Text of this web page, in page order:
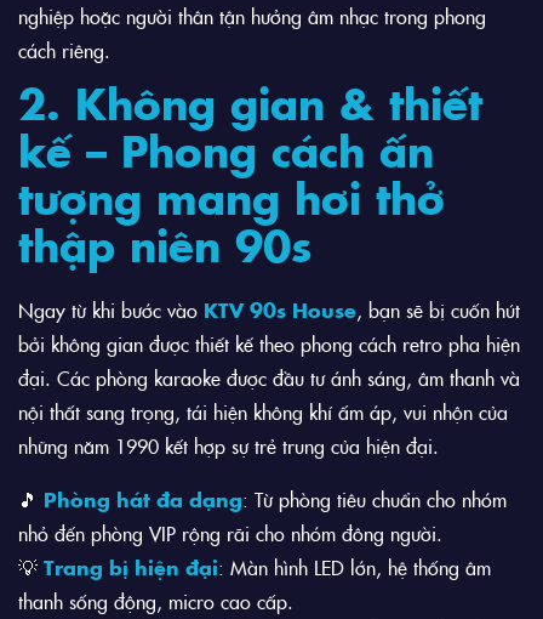
nghiệp hoặc người thân tận hưởng âm nhạc trong phong
cách riêng.
2. Không gian & thiết
kế – Phong cách ấn
tượng mang hơi thở
thập niên 90s
Ngay từ khi bước vào KTV 90s House, bạn sẽ bị cuốn hút
bởi không gian được thiết kế theo phong cách retro pha hiện
đại. Các phòng karaoke được đầu tư ánh sáng, âm thanh và
nội thất sang trọng, tái hiện không khí ấm áp, vui nhộn của
những năm 1990 kết hợp sự trẻ trung của hiện đại.
🎵 Phòng hát đa dạng: Từ phòng tiêu chuẩn cho nhóm
nhỏ đến phòng VIP rộng rãi cho nhóm đông người.
💡 Trang bị hiện đại: Màn hình LED lớn, hệ thống âm
thanh sống động, micro cao cấp.